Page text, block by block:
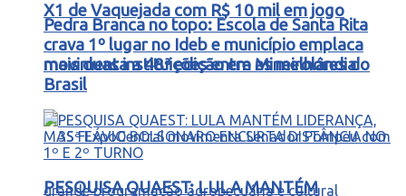
X1 de Vaquejada com R$ 10 mil em jogo
movimenta a 48ª edição em Mineirolândia
Pedra Branca no topo: Escola de Santa Rita
crava 1º lugar no Ideb e município emplaca
mais duas instituições entre as melhores do
Brasil
PESQUISA QUAEST: LULA MANTÉM